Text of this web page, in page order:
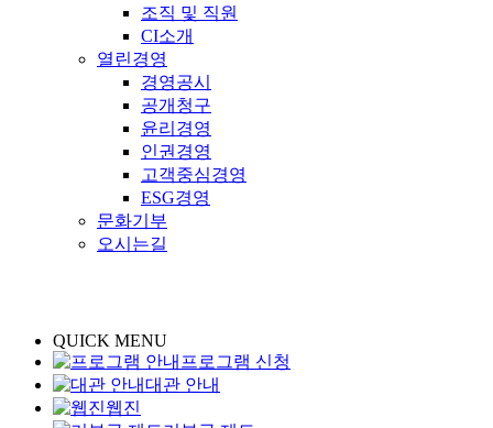
조직 및 직원
CI소개
열린경영
경영공시
공개청구
윤리경영
인권경영
고객중심경영
ESG경영
문화기부
오시는길
QUICK MENU
프로그램 신청
대관 안내
웹진